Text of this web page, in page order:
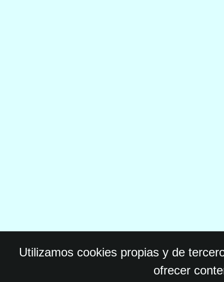
Utilizamos cookies propias y de
ofrecer